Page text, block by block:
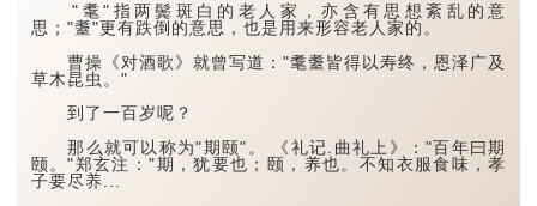
"耄"指两鬓斑白的老人家，亦含有思想紊乱的意
思；"耋"更有跌倒的意思，也是用来形容老人家的。
曹操《对酒歌》就曾写道："耄耋皆得以寿终，恩泽广及
草木昆虫。"
到了一百岁呢？
那么就可以称为"期颐"。 《礼记.曲礼上》："百年曰期
颐。"郑玄注："期，犹要也；颐，养也。不知衣服食味，孝
子要尽养...